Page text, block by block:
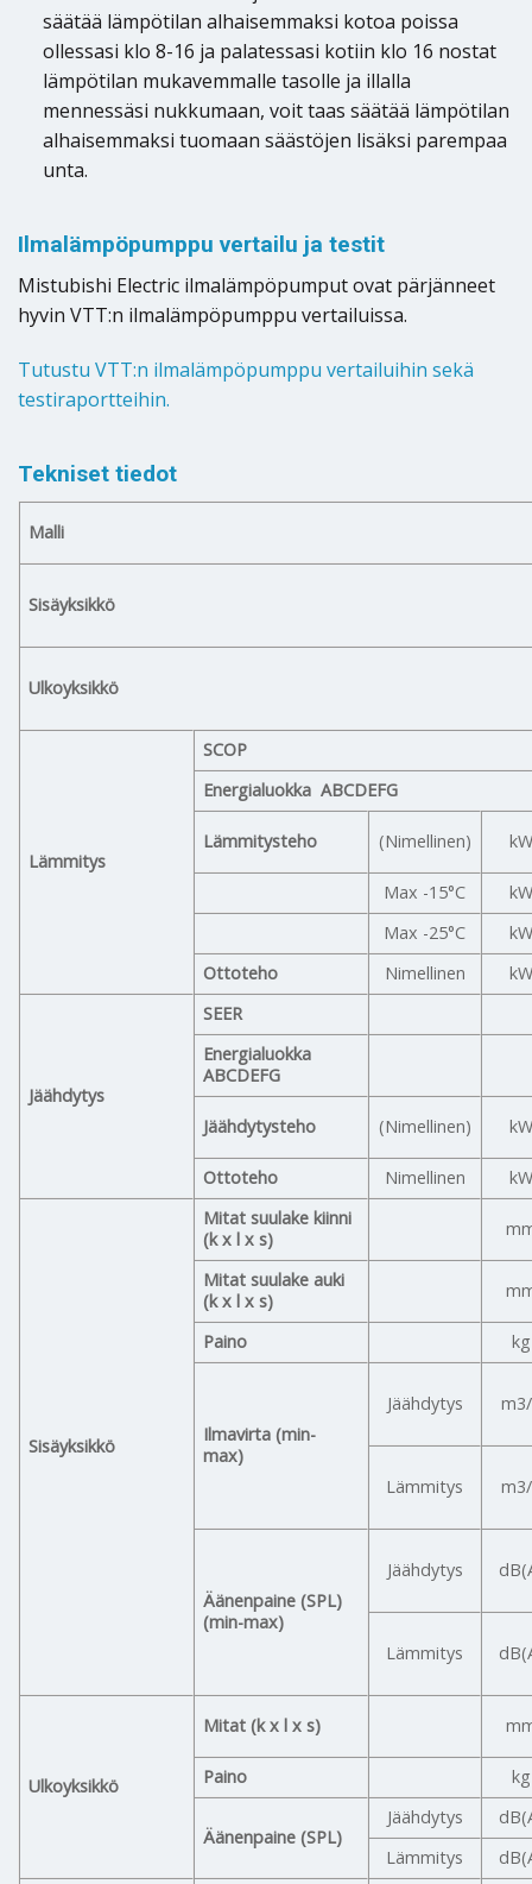
säätää lämpötilan alhaisemmaksi kotoa poissa
ollessasi klo 8-16 ja palatessasi kotiin klo 16 nostat
lämpötilan mukavemmalle tasolle ja illalla
mennessäsi nukkumaan, voit taas säätää lämpötilan
alhaisemmaksi tuomaan säästöjen lisäksi parempaa
unta.
Ilmalämpöpumppu vertailu ja testit
Mistubishi Electric ilmalämpöpumput ovat pärjänneet
hyvin VTT:n ilmalämpöpumppu vertailuissa.
Tutustu VTT:n ilmalämpöpumppu vertailuihin sekä
testiraportteihin.
Tekniset tiedot
Malli
Sisäyksikkö
Ulkoyksikkö
Lämmitys
SCOP
Energialuokka ABCDEFG
Lämmitysteho (Nimellinen) kW
Max -15°C
kW
Max -25°C
kW
Ottoteho
Nimellinen kW
Jäähdytys
SEER
Energialuokka
ABCDEFG
Jäähdytysteho (Nimellinen) kW
Ottoteho Nimellinen kW
Sisäyksikkö
Mitat suulake kiinni
(k x l x s)
Mitat suulake auki
(k x l x s)
Paino kg
Ilmavirta (min-
max)
Jäähdytys
Lämmitys
Äänenpaine (SPL)
(min-max)
Jäähdytys
Lämmitys
Ulkoyksikkö
Mitat (k x l x s)
Paino kg
Äänenpaine (SPL)
Jäähdytys
Lämmitys